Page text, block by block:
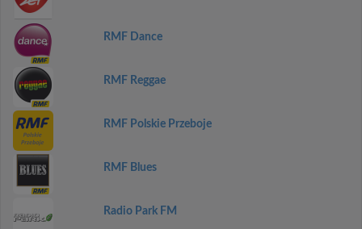
RMF Dance
RMF Reggae
RMF Polskie Przeboje
RMF Blues
Radio Park FM